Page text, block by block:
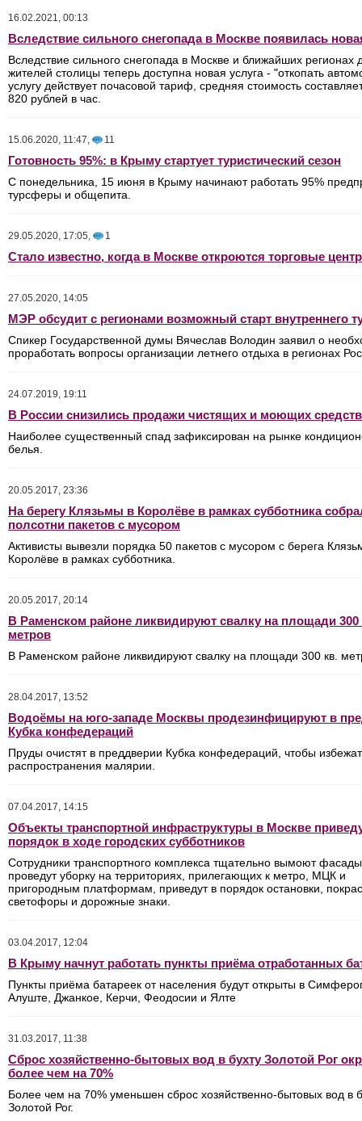
16.02.2021, 00:13
Вследствие сильного снегопада в Москве появилась
Вследствие сильного снегопада в Москве и ближайших регионах
жителей столицы теперь доступна новая услуга - "откопать
услугу действует почасовой тариф, средняя стоимость
820 рублей в час.
15.06.2020, 11:47, 11
Готовность 95%: в Крыму стартует туристический сезон
С понедельника, 15 июня в Крыму начинают работать 95%
турсферы и общепита.
29.05.2020, 17:05, 1
Стало известно, когда в Москве откроются торговые
27.05.2020, 14:05
МЭР обсудит с регионами возможный старт внутреннего
Спикер Государственной думы Вячеслав Володин заявил о
проработать вопросы организации летнего отдыха в регионах
24.07.2019, 19:11
В России снизились продажи чистящих и моющих средств
Наиболее существенный спад зафиксирован на рынке
белья.
20.05.2017, 23:36
На берегу Клязьмы в Королёве в рамках субботника
полсотни пакетов с мусором
Активисты вывезли порядка 50 пакетов с мусором с берега
Королёве в рамках субботника.
20.05.2017, 20:14
В Раменском районе ликвидируют свалку на площади 300
метров
В Раменском районе ликвидируют свалку на площади 300 кв.
28.04.2017, 13:52
Водоёмы на юго-западе Москвы продезинфицируют в
Кубка конфедераций
Пруды очистят в преддверии Кубка конфедераций, чтобы
распространения малярии.
07.04.2017, 14:15
Объекты транспортной инфраструктуры в Москве
порядок в ходе городских субботников
Сотрудники транспортного комплекса тщательно вымоют
проведут уборку на территориях, прилегающих к метро, МЦК и
пригородным платформам, приведут в порядок остановки,
светофоры и дорожные знаки.
03.04.2017, 12:04
В Крыму начнут работать пункты приёма отработанных
Пункты приёма батареек от населения будут открыты в
Алуште, Джанкое, Керчи, Феодосии и Ялте
31.03.2017, 11:38
Сброс хозяйственно-бытовых вод в бухту Золотой Рог
более чем на 70%
Более чем на 70% уменьшен сброс хозяйственно-бытовых вод в
Золотой Рог.